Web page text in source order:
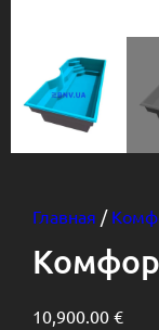
Главная /
10,900.00 €